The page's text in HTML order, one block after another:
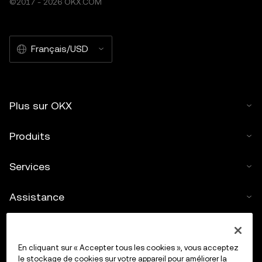
Français/USD
Plus sur OKX
Produits
Services
Assistance
Calculateur de cryptos
En cliquant sur « Accepter tous les cookies », vous acceptez
le stockage de cookies sur votre appareil pour améliorer la